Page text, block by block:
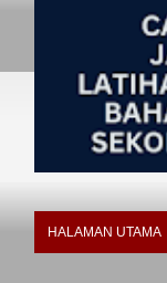
HALAMAN UTAMA